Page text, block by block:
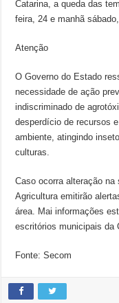
Catarina, a queda das
feira, 24 e manhã sábado,
Atenção
O Governo do Estado
necessidade de ação
indiscriminado de
desperdício de recursos
ambiente, atingindo
culturas.
Caso ocorra alteração
Agricultura emitirão
área. Mai informações
escritórios municipais da
Fonte: Secom